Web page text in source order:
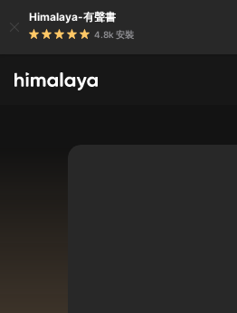
Himalaya-有聲書
4.8k 安裝